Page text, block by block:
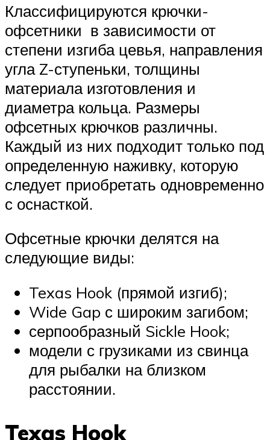
Классифицируются крючки-
офсетники в зависимости от
степени изгиба цевья, направления
угла Z-ступеньки, толщины
материала изготовления и
диаметра кольца. Размеры
офсетных крючков различны.
Каждый из них подходит только под
определенную наживку, которую
следует приобретать одновременно
с оснасткой.
Офсетные крючки делятся на
следующие виды:
Texas Hook (прямой изгиб);
Wide Gap с широким загибом;
серпообразный Sickle Hook;
модели с грузиками из свинца
для рыбалки на близком
расстоянии.
Texas Hook